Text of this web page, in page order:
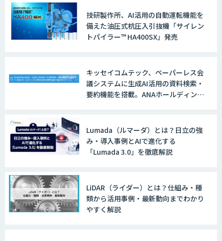
技研製作所、AI活用の自動運転機能を
備えた油圧式杭圧入引抜機「サイレン
トパイラー™ HA400SX」発売
キッセイコムテック、ペーパーレス会
議システムに生成AI活用の資料検索・
要約機能を搭載。ANAホールディング
Lumada（ルマーダ）とは？日立の強
み・導入事例とAIで進化する
「Lumada 3.0」を徹底解説
LiDAR（ライダー）とは？仕組み・種
類から活用事例・最新動向までわかり
やすく解説